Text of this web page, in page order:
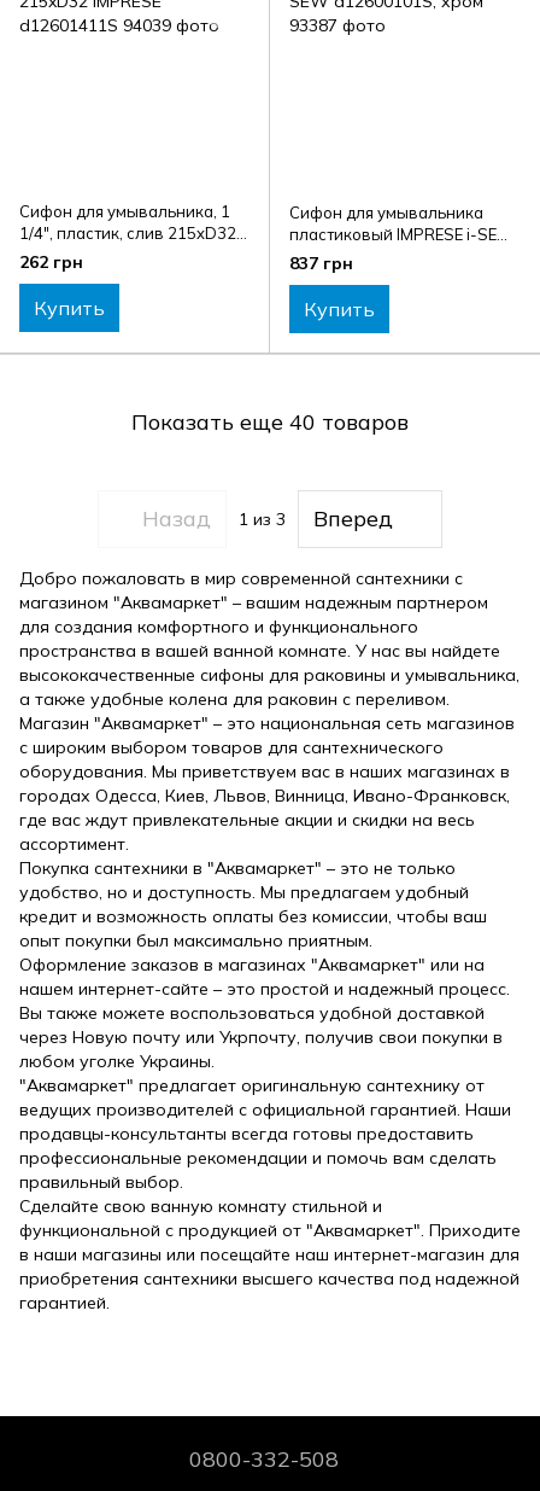
Сифон для умывальника, 1
1/4", пластик, слив 215xD32
IMPRESE d12601411S
262 грн
Купить
Сифон для умывальника
пластиковый IMPRESE i-SEW
d12600101S, хром
837 грн
Купить
Показать еще 40 товаров
Назад 1 из 3 Вперед
Добро пожаловать в мир современной сантехники с
магазином "Аквамаркет" – вашим надежным партнером
для создания комфортного и функционального
пространства в вашей ванной комнате. У нас вы найдете
высококачественные сифоны для раковины и умывальника,
а также удобные колена для раковин с переливом.
Магазин "Аквамаркет" – это национальная сеть магазинов
с широким выбором товаров для сантехнического
оборудования. Мы приветствуем вас в наших магазинах в
городах Одесса, Киев, Львов, Винница, Ивано-Франковск,
где вас ждут привлекательные акции и скидки на весь
ассортимент.
Покупка сантехники в "Аквамаркет" – это не только
удобство, но и доступность. Мы предлагаем удобный
кредит и возможность оплаты без комиссии, чтобы ваш
опыт покупки был максимально приятным.
Оформление заказов в магазинах "Аквамаркет" или на
нашем интернет-сайте – это простой и надежный процесс.
Вы также можете воспользоваться удобной доставкой
через Новую почту или Укрпочту, получив свои покупки в
любом уголке Украины.
"Аквамаркет" предлагает оригинальную сантехнику от
ведущих производителей с официальной гарантией. Наши
продавцы-консультанты всегда готовы предоставить
профессиональные рекомендации и помочь вам сделать
правильный выбор.
Сделайте свою ванную комнату стильной и
функциональной с продукцией от "Аквамаркет". Приходите
в наши магазины или посещайте наш интернет-магазин для
приобретения сантехники высшего качества под надежной
гарантией.
0800-332-508